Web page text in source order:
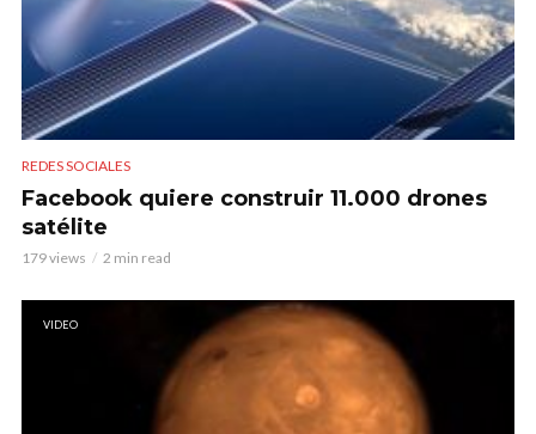
REDES SOCIALES
Facebook quiere construir 11.000 drones
satélite
179 views 2 min read
VIDEO